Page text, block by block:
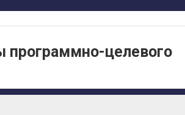
программно-целевого